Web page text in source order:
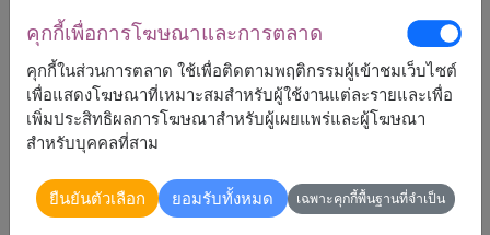
ราคาตามพื้นที่จัดส่ง
เริ่มต้นที่
คุกกี้เพื่อการโฆษณาและการตลาด
คุกกี้ในส่วนการตลาด ใช้เพื่อติดตามพฤติกรรมผู้เข้าชมเว็บไซต์
เพื่อแสดงโฆษณาที่เหมาะสมสำหรับผู้ใช้งานแต่ละรายและเพื่อ
เพิ่มประสิทธิผลการโฆษณาสำหรับผู้เผยแพร่และผู้โฆษณา
สำหรับบุคคลที่สาม
ยืนยันตัวเลือก ยอมรับทั้งหมด เฉพาะคุกกี้พื้นฐานที่จำเป็น